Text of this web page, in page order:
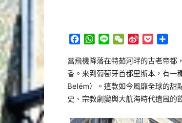
Facebook
WhatsApp
Line WeChat
Sina
Pocket
當飛機降落在特茹河畔的古老帝都
香。來到葡萄牙首都里斯本，有一
Belém）。這款如今風靡全球的甜
史、宗教劇變與大航海時代遺風的